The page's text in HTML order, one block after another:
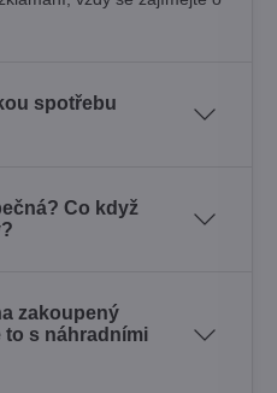
spotřebu
Co když
zakoupený
s náhradními